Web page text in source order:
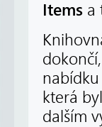
Items a
která
dalším